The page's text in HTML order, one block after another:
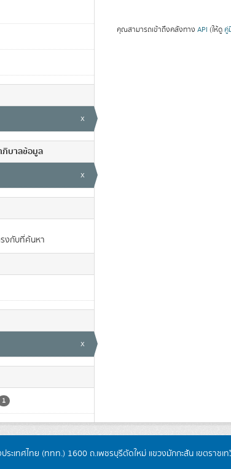
x
บาลข้อมูล
x
งกับที่ค้นหา
x
1
คุณสามารถเข้าถึงคลังทาง API (ให้ดู คู่
ระเทศไทย (ททท.) 1600 ถ.เพชรบุรีตัดใหม่ แขวงมักกะสัน เขตราชเ